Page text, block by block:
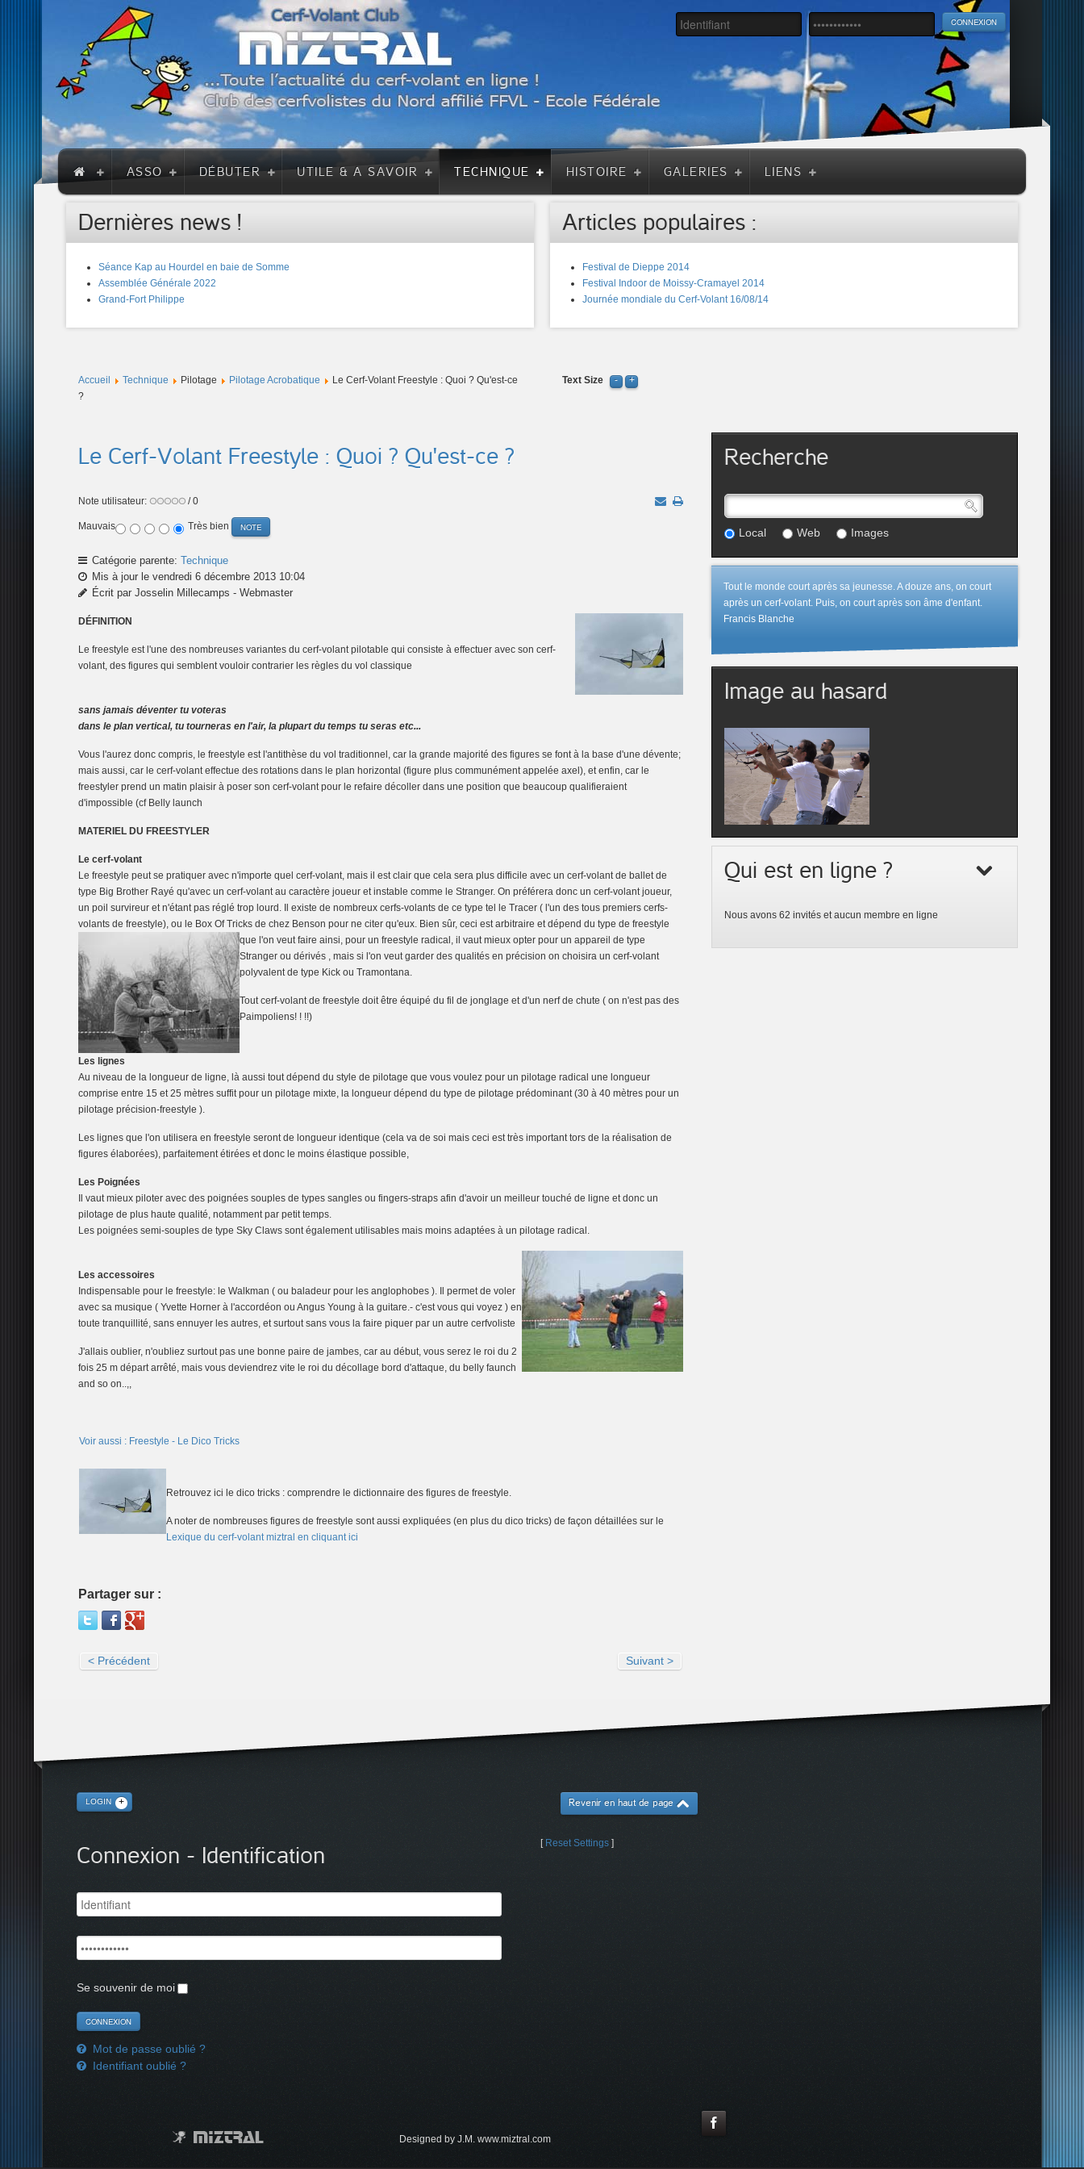
ASSO DÉBUTER UTILE & A SAVOIR TECHNIQUE HISTOIRE GALERIES LIENS
Dernières news !
Séance Kap au Hourdel en baie de Somme
Assemblée Générale 2022
Grand-Fort Philippe
Articles populaires :
Festival de Dieppe 2014
Festival Indoor de Moissy-Cramayel 2014
Journée mondiale du Cerf-Volant 16/08/14
Accueil Technique Pilotage Pilotage Acrobatique
Le Cerf-Volant Freestyle : Quoi ? Qu'est-ce
?
Text Size
Le Cerf-Volant Freestyle : Quoi ? Qu'est-ce ?
Note utilisateur: / 0
Mauvais Très bien
Catégorie parente: Technique
Mis à jour le vendredi 6 décembre 2013 10:04
Écrit par Josselin Millecamps - Webmaster
DÉFINITION
Le freestyle est l'une des nombreuses variantes du cerf-volant pilotable qui consiste à effectuer avec son cerf-
volant, des figures qui semblent vouloir contrarier les règles du vol classique
sans jamais déventer tu voteras
dans le plan vertical, tu tourneras en l'air, la plupart du temps tu seras etc...
Vous l'aurez donc compris, le freestyle est l'antithèse du vol traditionnel, car la grande majorité des figures se font à la base d'une dévente;
mais aussi, car le cerf-volant effectue des rotations dans le plan horizontal (figure plus communément appelée axel), et enfin, car le
freestyler prend un matin plaisir à poser son cerf-volant pour le refaire décoller dans une position que beaucoup qualifieraient
d'impossible (cf Belly launch
MATERIEL DU FREESTYLER
Le cerf-volant
Le freestyle peut se pratiquer avec n'importe quel cerf-volant, mais il est clair que cela sera plus difficile avec un cerf-volant de ballet de
type Big Brother Rayé qu'avec un cerf-volant au caractère joueur et instable comme le Stranger. On préférera donc un cerf-volant joueur,
un poil survireur et n'étant pas réglé trop lourd. Il existe de nombreux cerfs-volants de ce type tel le Tracer ( l'un des tous premiers cerfs-
volants de freestyle), ou le Box Of Tricks de chez Benson pour ne citer qu'eux. Bien sûr, ceci est arbitraire et dépend du type de freestyle
que l'on veut faire ainsi, pour un freestyle radical, il vaut mieux opter pour un appareil de type
Stranger ou dérivés , mais si l'on veut garder des qualités en précision on choisira un cerf-volant
polyvalent de type Kick ou Tramontana.
Tout cerf-volant de freestyle doit être équipé du fil de jonglage et d'un nerf de chute ( on n'est pas des
Paimpoliens! ! !!)
Les lignes
Au niveau de la longueur de ligne, là aussi tout dépend du style de pilotage que vous voulez pour un pilotage radical une longueur
comprise entre 15 et 25 mètres suffit pour un pilotage mixte, la longueur dépend du type de pilotage prédominant (30 à 40 mètres pour un
pilotage précision-freestyle ).
Les lignes que l'on utilisera en freestyle seront de longueur identique (cela va de soi mais ceci est très important tors de la réalisation de
figures élaborées), parfaitement étirées et donc le moins élastique possible,
Les Poignées
Il vaut mieux piloter avec des poignées souples de types sangles ou fingers-straps afin d'avoir un meilleur touché de ligne et donc un
pilotage de plus haute qualité, notamment par petit temps.
Les poignées semi-souples de type Sky Claws sont également utilisables mais moins adaptées à un pilotage radical.
Les accessoires
Indispensable pour le freestyle: le Walkman ( ou baladeur pour les anglophobes ). Il permet de voler
avec sa musique ( Yvette Horner à l'accordéon ou Angus Young à la guitare.- c'est vous qui voyez ) en
toute tranquillité, sans ennuyer les autres, et surtout sans vous la faire piquer par un autre cerfvoliste
J'allais oublier, n'oubliez surtout pas une bonne paire de jambes, car au début, vous serez le roi du 2
fois 25 m départ arrêté, mais vous deviendrez vite le roi du décollage bord d'attaque, du belly faunch
and so on..,,
Voir aussi : Freestyle - Le Dico Tricks
Retrouvez ici le dico tricks : comprendre le dictionnaire des figures de freestyle.
A noter de nombreuses figures de freestyle sont aussi expliquées (en plus du dico tricks) de façon détaillées sur le
Lexique du cerf-volant miztral en cliquant ici
Partager sur :
< Précédent Suivant >
Recherche
Local Web Images
Tout le monde court après sa jeunesse. A douze ans, on court
après un cerf-volant. Puis, on court après son âme d'enfant.
Francis Blanche
Image au hasard
Qui est en ligne ?
Nous avons 62 invités et aucun membre en ligne
LOGIN
Connexion - Identification
Se souvenir de moi
Mot de passe oublié ?
Identifiant oublié ?
Revenir en haut de page
[ Reset Settings ]
Designed by J.M. www.miztral.com